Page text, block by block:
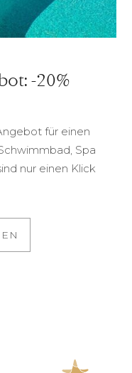
-20%
für einen
Spa
nur einen Klick